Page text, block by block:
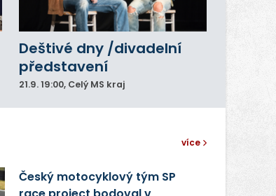
Deštivé dny /divadelní
představení
21.9. 19:00, Celý MS kraj
více
Český motocyklový tým SP